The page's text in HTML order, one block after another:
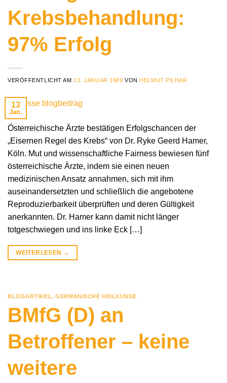
Krebsbehandlung:
97% Erfolg
VERÖFFENTLICHT AM 13. JANUAR 1989 VON HELMUT PILHAR
13
Jan.
Österreichische Ärzte bestätigen Erfolgschancen der
„Eisernen Regel des Krebs“ von Dr. Ryke Geerd Hamer,
Köln. Mut und wissenschaftliche Fairness bewiesen fünf
österreichische Ärzte, indem sie einen neuen
medizinischen Ansatz annahmen, sich mit ihm
auseinandersetzten und schließlich die angebotene
Reproduzierbarkeit überprüften und deren Gültigkeit
anerkannten. Dr. Hamer kann damit nicht länger
totgeschwiegen und ins linke Eck […]
WEITERLESEN →
BLOGARTIKEL,GERMANISCHE HEILKUNDE
BMfG (D) an
Betroffener – keine
weitere